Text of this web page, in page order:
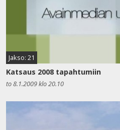
Jakso: 21
Katsaus 2008 tapahtumiin
to 8.1.2009 klo 20.10